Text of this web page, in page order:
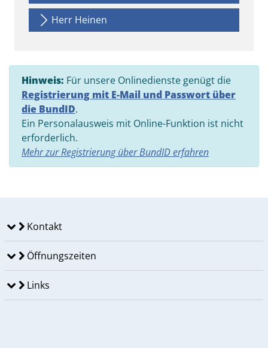
Herr Heinen
Hinweis: Für unsere Onlinedienste genügt die
Registrierung mit E-Mail und Passwort über
die BundID.
Ein Personalausweis mit Online-Funktion ist nicht
erforderlich.
Mehr zur Registrierung über BundID erfahren
Kontakt
Öffnungszeiten
Links